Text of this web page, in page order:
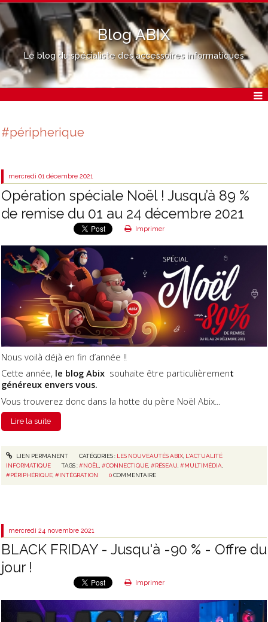
Blog ABIX
Le blog du spécialiste des accessoires informatiques
#péripherique
mercredi 01 décembre 2021
Opération spéciale Noël ! Jusqu’à 89 %
de remise du 01 au 24 décembre 2021
Imprimer
Nous voilà déjà en fin d’année !!
Cette année, le blog Abix souhaite être particulièrement
généreux envers vous.
Vous trouverez donc dans la hotte du père Noël Abix...
Lire la suite
LIEN PERMANENT CATÉGORIES : LES NOUVEAUTÉS ABIX, L'ACTUALITÉ
INFORMATIQUE
TAGS :#NOËL ,#CONNECTIQUE ,#RÉSEAU ,#MULTIMÉDIA
#PÉRIPHÉRIQUE ,#INTÉGRATION 0 COMMENTAIRE
mercredi 24 novembre 2021
BLACK FRIDAY - Jusqu'à -90 % - Offre du
jour !
Imprimer